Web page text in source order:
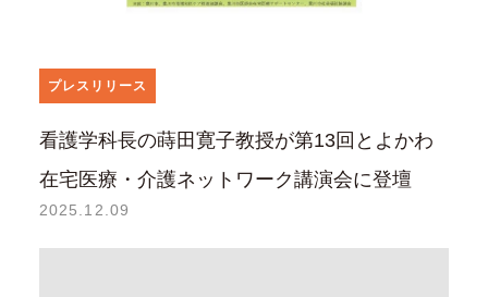
プレスリリース
看護学科長の蒔田寛子教授が第13回とよかわ
在宅医療・介護ネットワーク講演会に登壇
2025.12.09